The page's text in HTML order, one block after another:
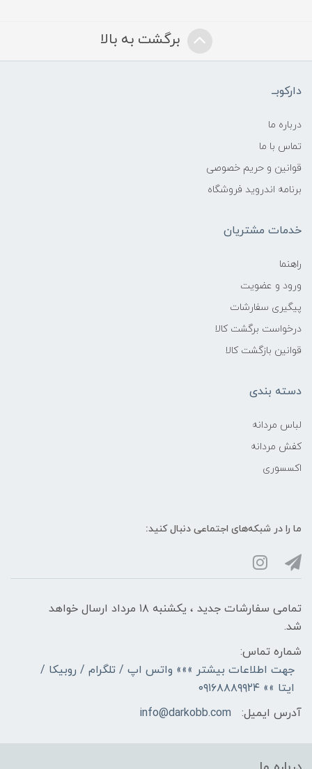
برگشت به بالا
دارکوبــ
درباره ما
تماس با ما
قوانین و حریم خصوصی
برنامه اندروید فروشگاه
خدمات مشتریان
راهنما
ورود و عضویت
پیگیری سفارشات
درخواست برگشت کالا
قوانین بازگشت کالا
دسته بندی
لباس مردانه
کفش مردانه
اکسسوری
ما را در شبکه‌های اجتماعی دنبال کنید:
تمامی سفارشات جدید ، یکشنبه ۱۸ مرداد ارسال خواهد
شد.
شماره تماس:
جهت اطلاعات بیشتر »»» واتس اپ / تلگرام / روبیکا /
ایتا »» ۰۹۱۶۸۸۸۹۹۲۴
آدرس ایمیل:
info@darkobb.com